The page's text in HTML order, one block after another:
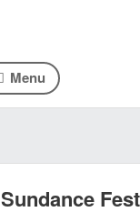
Menu
Sundance